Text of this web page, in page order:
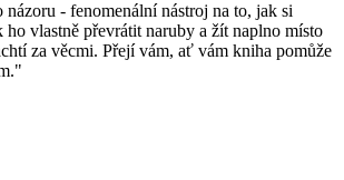
názoru - fenomenální nástroj na to, jak si
vlastně převrátit naruby a žít naplno místo
za věcmi. Přejí vám, ať vám kniha pomůže